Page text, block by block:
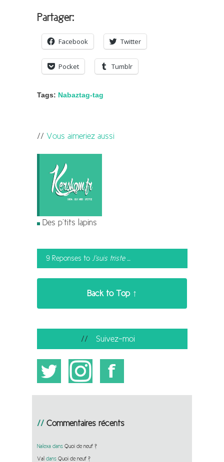
Partager:
Facebook Twitter
Pocket Tumblr
Tags: Nabaztag-tag
Vous aimeriez aussi
Des p’tits lapins
9 Reponses to J’suis triste …
Back to Top ↑
Suivez-moi
Commentaires récents
Nalexa dans Quoi de neuf ?
Val dans Quoi de neuf ?